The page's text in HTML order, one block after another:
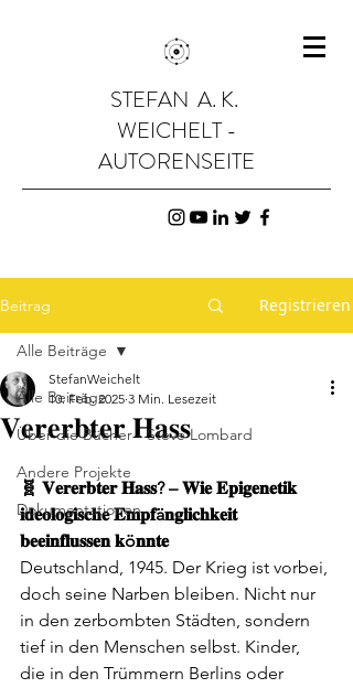
STEFAN A. K.
WEICHELT -
AUTORENSEITE
Beitrag Registrieren
Alle Beiträge
Über die Bücher - Steve Lombard
Andere Projekte
Dokumentationen
Alle Beiträge
𝐕𝐞𝐫𝐞𝐫𝐛𝐭𝐞𝐫 𝐇𝐚𝐬𝐬
StefanWeichelt
10. Feb. 2025 3 Min. Lesezeit
🧬 𝐕𝐞𝐫𝐞𝐫𝐛𝐭𝐞𝐫 𝐇𝐚𝐬𝐬? – 𝐖𝐢𝐞 𝐄𝐩𝐢𝐠𝐞𝐧𝐞𝐭𝐢𝐤
𝐢𝐝𝐞𝐨𝐥𝐨𝐠𝐢𝐬𝐜𝐡𝐞 𝐄𝐦𝐩𝐟ä𝐧𝐠𝐥𝐢𝐜𝐡𝐤𝐞𝐢𝐭
𝐛𝐞𝐞𝐢𝐧𝐟𝐥𝐮𝐬𝐬𝐞𝐧 𝐤ö𝐧𝐧𝐭𝐞
Deutschland, 1945. Der Krieg ist vorbei,
doch seine Narben bleiben. Nicht nur
in den zerbombten Städten, sondern
tief in den Menschen selbst. Kinder,
die in den Trümmern Berlins oder